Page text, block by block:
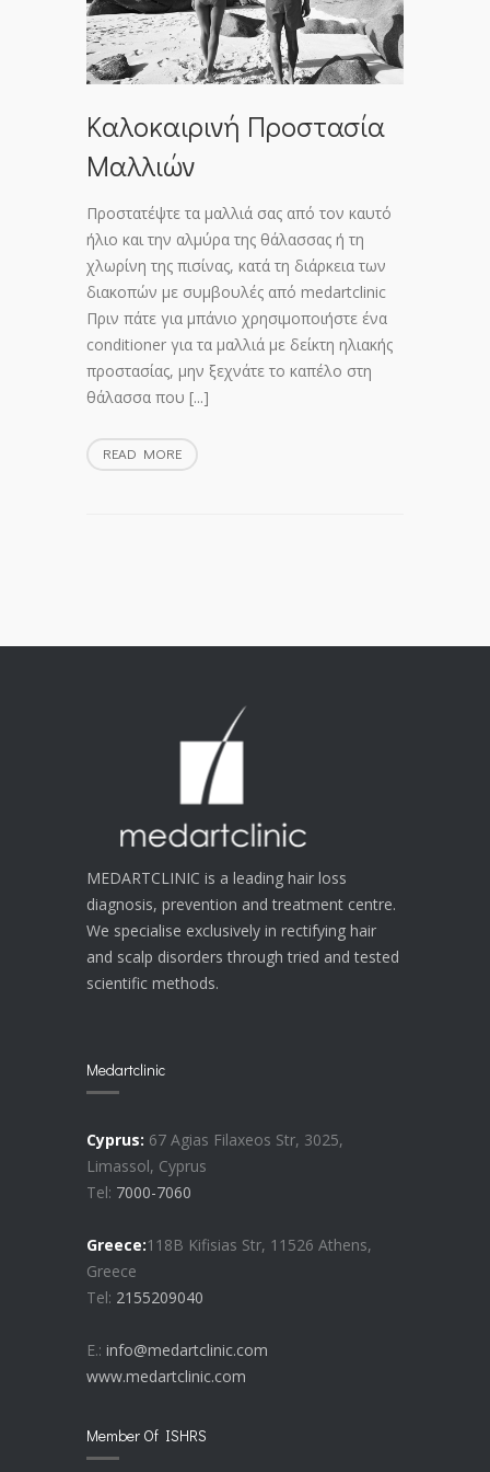
Καλοκαιρινή Προστασία
Μαλλιών
Προστατέψτε τα μαλλιά σας από τον καυτό
ήλιο και την αλμύρα της θάλασσας ή τη
χλωρίνη της πισίνας, κατά τη διάρκεια των
διακοπών με συμβουλές από medartclinic
Πριν πάτε για μπάνιο χρησιμοποιήστε ένα
conditioner για τα μαλλιά με δείκτη ηλιακής
προστασίας, μην ξεχνάτε το καπέλο στη
θάλασσα που [...]
READ MOREΚΑΛΟΚΑΙΡΙΝΉ
MEDARTCLINIC is a leading hair loss
diagnosis, prevention and treatment centre.
We specialise exclusively in rectifying hair
and scalp disorders through tried and tested
scientific methods.
Medartclinic
Cyprus: 67 Agias Filaxeos Str, 3025,
Limassol, Cyprus
Tel: 7000-7060
Greece:118B Kifisias Str, 11526 Athens,
Greece
Tel: 2155209040
E.: info@medartclinic.com
www.medartclinic.com
Member Of ISHRS